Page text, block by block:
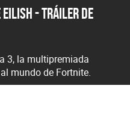
- Tráiler de
3, la multipremiada
mundo de Fortnite.